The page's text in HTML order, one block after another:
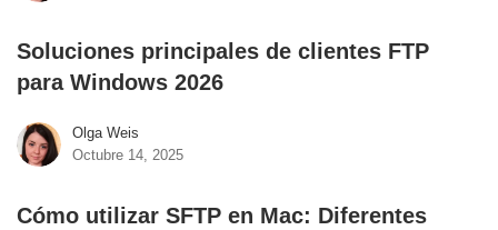
Soluciones principales de clientes FTP
para Windows 2026
Olga Weis
Octubre 14, 2025
Cómo utilizar SFTP en Mac: Diferentes